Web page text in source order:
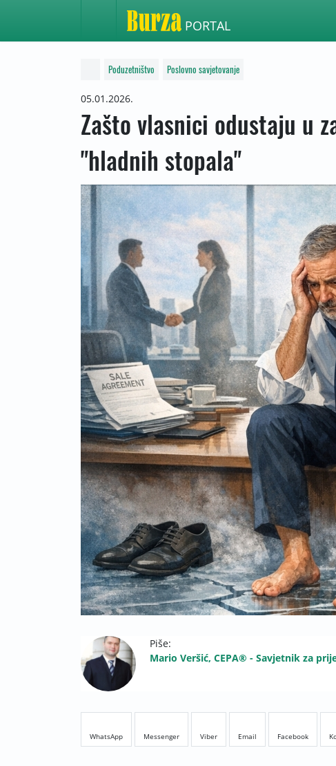
PORTAL
Poduzetništvo Poslovno savjetovanje
05.01.2026.
Zašto vlasnici odustaju u
"hladnih stopala"
Piše:
Mario Veršić, CEPA® - Savjetnik za
WhatsApp Messenger Viber Email Facebook